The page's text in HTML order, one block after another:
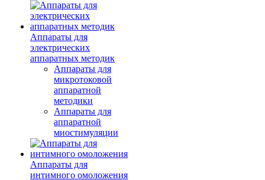
Аппараты для
электрических
аппаратных методик
Аппараты для
микротоковой
аппаратной
методики
Аппараты для
аппаратной
миостимуляции
Аппараты для
интимного омоложения